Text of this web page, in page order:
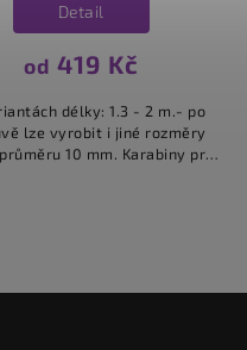
od 419 Kč
Detail
délky: 1.3 - 2 m.- po
lze vyrobit i jiné rozměry
10 mm. Karabiny pro